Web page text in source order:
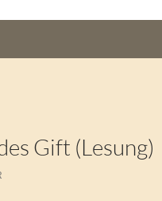
Gift (Lesung)